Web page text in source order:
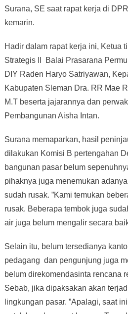
Surana, SE saat rapat kerja di
kemarin.
Hadir dalam rapat kerja ini, Ketua
Strategis II Balai Prasarana
DIY Raden Haryo Satriyawan,
Kabupaten Sleman Dra. RR Mae
M.T beserta jajarannya dan
Pembangunan Aisha Intan.
Surana memaparkan, hasil
dilakukan Komisi B pertengahan
bangunan pasar belum
pihaknya juga menemukan
sudah rusak. ”Kami temukan
rusak. Beberapa tembok juga
air juga belum mengalir secara
Selain itu, belum tersedianya
pedagang dan pengunjung juga
belum direkomendasinta rencana
Sebab, jika dipaksakan akan
lingkungan pasar. ”Apalagi, saat